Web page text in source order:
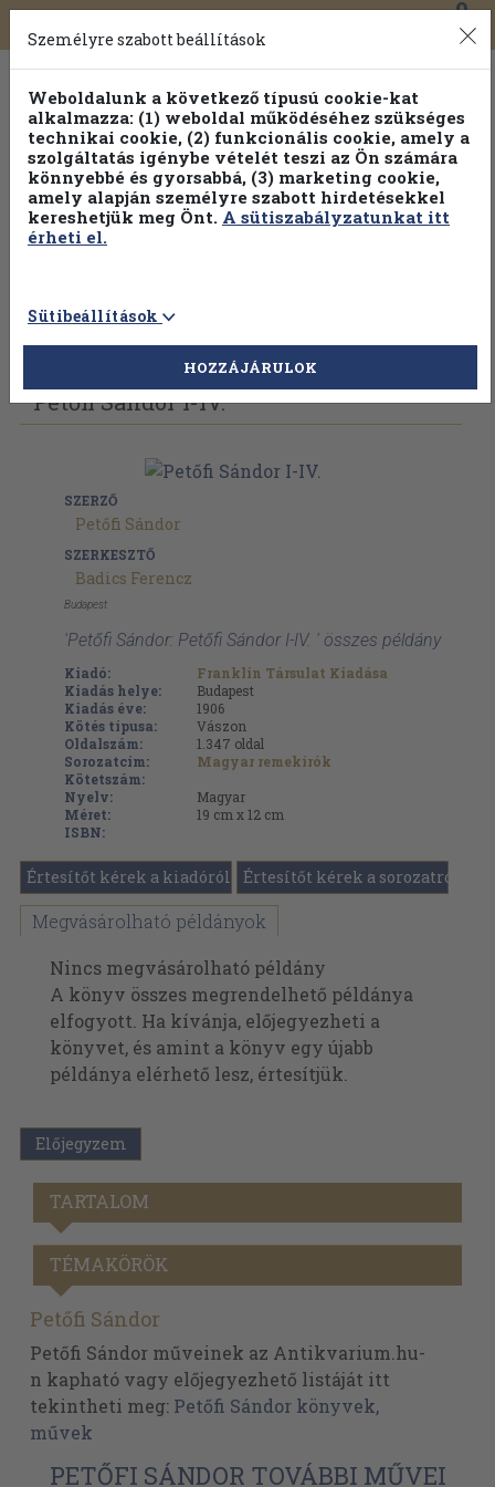
Toggle
navigation
0
Vissza az előző oldalra Válasszon példányt
Petőfi Sándor I-IV.
SZERZŐ
Petőfi Sándor
SZERKESZTŐ
Badics Ferencz
Budapest
'Petőfi Sándor: Petőfi Sándor I-IV. ' összes példány
Kiadó:
Franklin Társulat Kiadása
Kiadás helye:
Budapest
Kiadás éve:
1906
Kötés típusa:
Vászon
Oldalszám:
1.347 oldal
Sorozatcím:
Magyar remekírók
Kötetszám:
Nyelv:
Magyar
Méret:
19 cm x 12 cm
ISBN:
Értesítőt kérek a kiadóról Értesítőt kérek a sorozatról
Megvásárolható példányok
Nincs megvásárolható példány
A könyv összes megrendelhető példánya
elfogyott. Ha kívánja, előjegyezheti a
könyvet, és amint a könyv egy újabb
példánya elérhető lesz, értesítjük.
Előjegyzem
TARTALOM
TÉMAKÖRÖK
Petőfi Sándor
Petőfi Sándor műveinek az Antikvarium.hu-
n kapható vagy előjegyezhető listáját itt
tekintheti meg: Petőfi Sándor könyvek,
művek
PETŐFI SÁNDOR TOVÁBBI MŰVEI
Személyre szabott beállítások
Weboldalunk a következő típusú cookie-kat
alkalmazza: (1) weboldal működéséhez szükséges
technikai cookie, (2) funkcionális cookie, amely a
szolgáltatás igénybe vételét teszi az Ön számára
könnyebbé és gyorsabbá, (3) marketing cookie,
amely alapján személyre szabott hirdetésekkel
kereshetjük meg Önt. A sütiszabályzatunkat itt
érheti el.
Sütibeállítások
HOZZÁJÁRULOK